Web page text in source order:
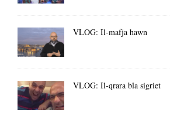
VLOG: Il-mafja hawn
VLOG: Il-qrara bla sigriet